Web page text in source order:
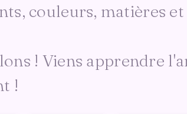
couleurs, matières et
! Viens apprendre
!